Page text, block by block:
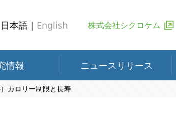
日本語｜ English 株式会社シクロケム
情報 ニュースリリース
カロリー制限と長寿